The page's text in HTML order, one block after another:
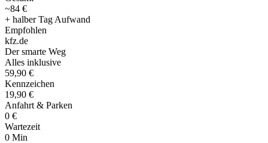
~84 €
+ halber Tag Aufwand
Empfohlen
kfz.de
Der smarte Weg
Alles inklusive
59,90 €
Kennzeichen
19,90 €
Anfahrt & Parken
0 €
Wartezeit
0 Min